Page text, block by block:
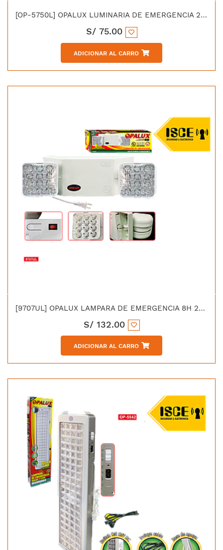
[OP-5750L] OPALUX LUMINARIA DE EMERGENCIA 2H 50 LED SMD IP65 BATERIA 6V/1.5AH
S/ 75.00
ADICIONAR AL CARRO
[9707UL] OPALUX LAMPARA DE EMERGENCIA 8H 24 LED UL BATERIA 6V/4.5AH
S/ 132.00
ADICIONAR AL CARRO